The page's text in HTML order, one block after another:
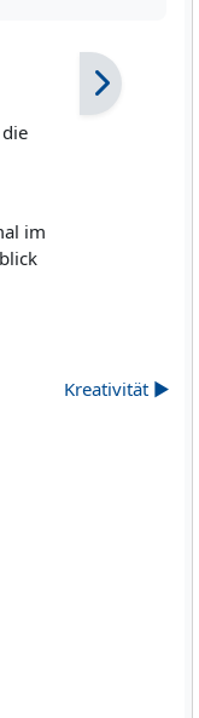
im
Kreativität ▶︎